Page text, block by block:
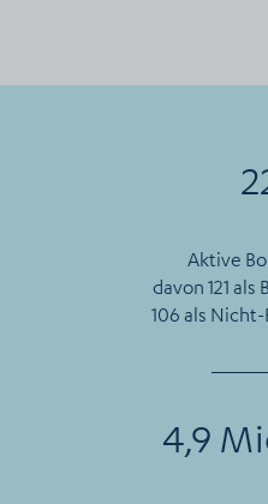
Aktive
davon 121
106 als
4,9